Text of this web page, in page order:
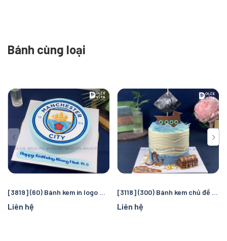
Bánh cùng loại
[3819] (60) Bánh kem in logo Manchester City – Quà tặng sinh nhật hoàn hảo cho fan bóng đá
Liên hệ
[3118] (300) Bánh kem chủ đề cướp biển và đại dương – Chuyến truy tìm kho báu kỳ thú cho bé
Liên hệ